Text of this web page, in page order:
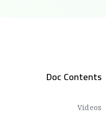
Doc Contents
Videos